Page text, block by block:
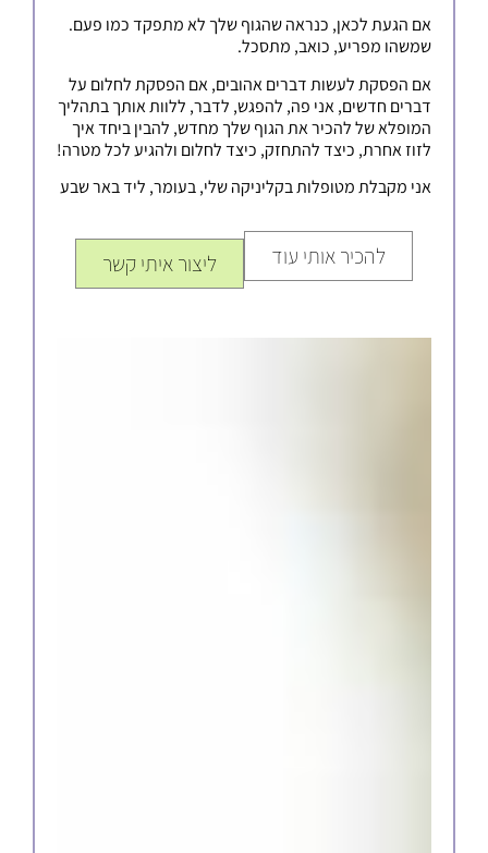
אם הגעת לכאן, כנראה שהגוף שלך לא מתפקד כמו פעם.
שמשהו מפריע, כואב, מתסכל.
אם הפסקת לעשות דברים אהובים, אם הפסקת לחלום על
דברים חדשים, אני פה, להפגש, לדבר, ללוות אותך בתהליך
המופלא של להכיר את הגוף שלך מחדש, להבין ביחד איך
לזוז אחרת, כיצד להתחזק, כיצד לחלום ולהגיע לכל מטרה!
אני מקבלת מטופלות בקליניקה שלי, בעומר, ליד באר שבע
להכיר אותי עוד ליצור איתי קשר